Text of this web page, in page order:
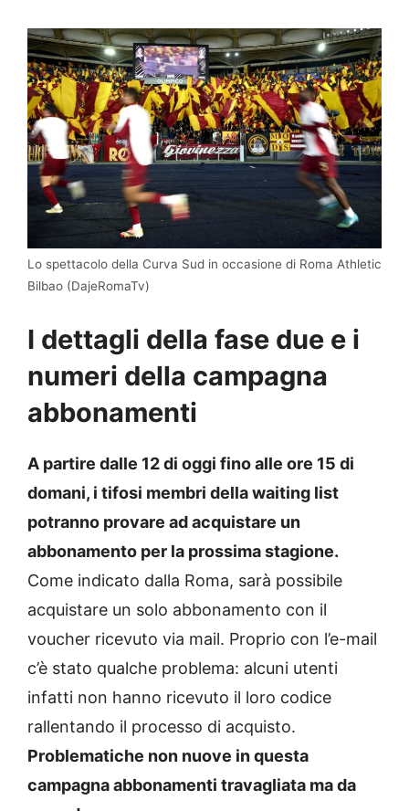
Lo spettacolo della Curva Sud in occasione di Roma Athletic
Bilbao (DajeRomaTv)
I dettagli della fase due e i
numeri della campagna
abbonamenti
A partire dalle 12 di oggi fino alle ore 15 di
domani, i tifosi membri della waiting list
potranno provare ad acquistare un
abbonamento per la prossima stagione.
Come indicato dalla Roma, sarà possibile
acquistare un solo abbonamento con il
voucher ricevuto via mail. Proprio con l’e-mail
c’è stato qualche problema: alcuni utenti
infatti non hanno ricevuto il loro codice
rallentando il processo di acquisto.
Problematiche non nuove in questa
campagna abbonamenti travagliata ma da